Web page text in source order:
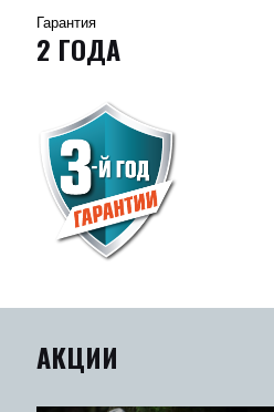
Гарантия
2 ГОДА
АКЦИИ